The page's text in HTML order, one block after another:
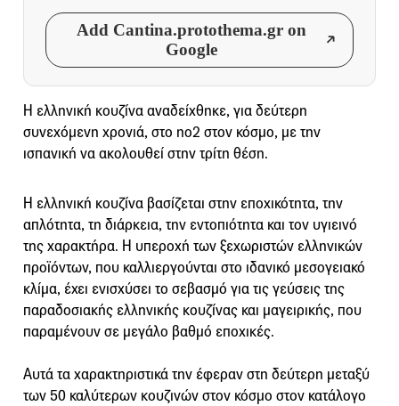
Add Cantina.protothema.gr on
Google
Η ελληνική κουζίνα αναδείχθηκε, για δεύτερη
συνεχόμενη χρονιά, στο no2 στον κόσμο, με την
ισπανική να ακολουθεί στην τρίτη θέση.
Η ελληνική κουζίνα βασίζεται στην εποχικότητα, την
απλότητα, τη διάρκεια, την εντοπιότητα και τον υγιεινό
της χαρακτήρα. Η υπεροχή των ξεχωριστών ελληνικών
προϊόντων, που καλλιεργούνται στο ιδανικό μεσογειακό
κλίμα, έχει ενισχύσει το σεβασμό για τις γεύσεις της
παραδοσιακής ελληνικής κουζίνας και μαγειρικής, που
παραμένουν σε μεγάλο βαθμό εποχικές.
Αυτά τα χαρακτηριστικά την έφεραν στη δεύτερη μεταξύ
των 50 καλύτερων κουζινών στον κόσμο στον κατάλογο